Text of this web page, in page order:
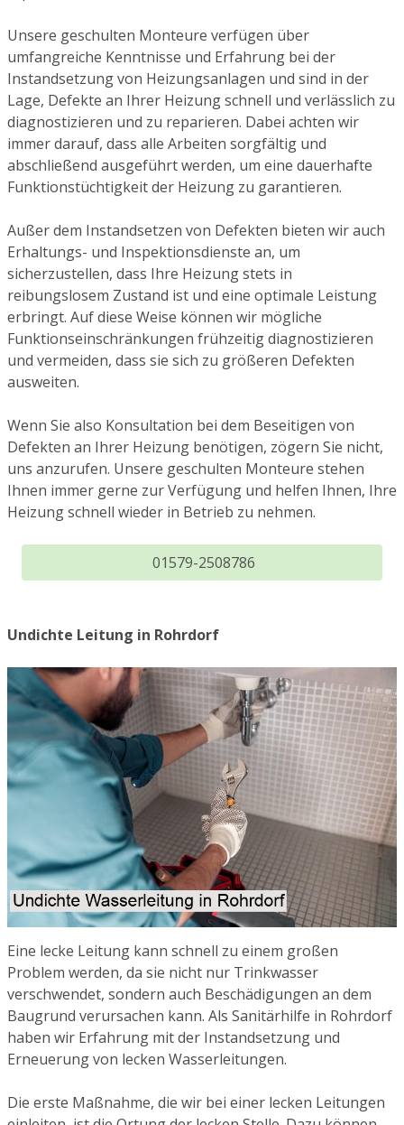
Unsere geschulten Monteure verfügen über
umfangreiche Kenntnisse und Erfahrung bei der
Instandsetzung von Heizungsanlagen und sind in der
Lage, Defekte an Ihrer Heizung schnell und verlässlich zu
diagnostizieren und zu reparieren. Dabei achten wir
immer darauf, dass alle Arbeiten sorgfältig und
abschließend ausgeführt werden, um eine dauerhafte
Funktionstüchtigkeit der Heizung zu garantieren.
Außer dem Instandsetzen von Defekten bieten wir auch
Erhaltungs- und Inspektionsdienste an, um
sicherzustellen, dass Ihre Heizung stets in
reibungslosem Zustand ist und eine optimale Leistung
erbringt. Auf diese Weise können wir mögliche
Funktionseinschränkungen frühzeitig diagnostizieren
und vermeiden, dass sie sich zu größeren Defekten
ausweiten.
Wenn Sie also Konsultation bei dem Beseitigen von
Defekten an Ihrer Heizung benötigen, zögern Sie nicht,
uns anzurufen. Unsere geschulten Monteure stehen
Ihnen immer gerne zur Verfügung und helfen Ihnen, Ihre
Heizung schnell wieder in Betrieb zu nehmen.
01579-2508786
Undichte Leitung in Rohrdorf
Eine lecke Leitung kann schnell zu einem großen
Problem werden, da sie nicht nur Trinkwasser
verschwendet, sondern auch Beschädigungen an dem
Baugrund verursachen kann. Als Sanitärhilfe in Rohrdorf
haben wir Erfahrung mit der Instandsetzung und
Erneuerung von lecken Wasserleitungen.
Die erste Maßnahme, die wir bei einer lecken Leitungen